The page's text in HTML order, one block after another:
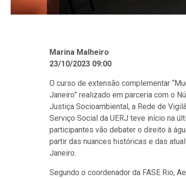
Marina Malheiro
23/10/2023 09:00
O curso de extensão complementar
Janeiro” realizado em parceria com o
Justiça Socioambiental, a Rede de
Serviço Social da UERJ teve início na
participantes vão debater o direito à
partir das nuances históricas e das
Janeiro.
Segundo o coordenador da FASE Rio,